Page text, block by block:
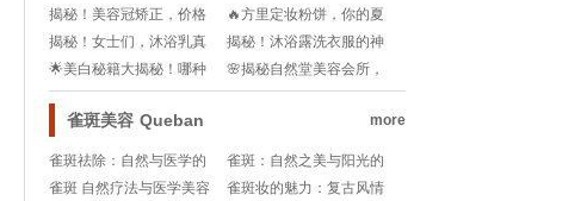
何时使用祛疤膏最见效？!
痕迹的可能与科学探索
揭秘！美容冠矫正，价格
大揭秘🔍💰
🔥方里定妆粉饼，你的夏
日控油救星？测评来袭!
揭秘！女士们，沐浴乳真
的能洗头吗？💦💧
揭秘！沐浴露洗衣服的神
奇功效，你get了吗？!
🌟美白秘籍大揭秘！哪种
护肤品让你肌肤如雪？✨
🌸揭秘自然堂美容会所，
肌肤保养的秘密花园🌺
雀斑美容 Queban more
雀斑祛除：自然与医学的
双重奏
雀斑：自然之美与阳光的
秘密
雀斑 自然疗法与医学美容
雀斑妆的魅力：复古风情